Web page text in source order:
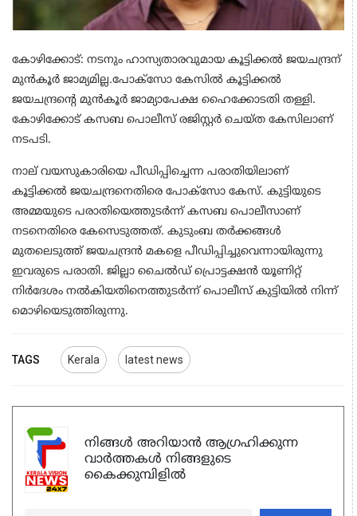
കോഴിക്കോട്: നടനും ഹാസ്യതാരവുമായ കൂട്ടിക്കൽ ജയചന്ദ്രന്
മുൻകൂർ ജാമ്യമില്ല.പോക്സോ കേസിൽ കൂട്ടിക്കൽ
ജയചന്ദ്രന്റെ മുൻകൂർ ജാമ്യാപേക്ഷ ഹൈക്കോടതി തള്ളി.
കോഴിക്കോട് കസബ പൊലീസ് രജിസ്റ്റർ ചെയ്ത കേസിലാണ്
നടപടി.
നാല് വയസുകാരിയെ പീഡിപ്പിച്ചെന്ന പരാതിയിലാണ്
കൂട്ടിക്കൽ ജയചന്ദ്രനെതിരെ പോക്സോ കേസ്. കുട്ടിയുടെ
അമ്മയുടെ പരാതിയെത്തുടർന്ന് കസബ പൊലീസാണ്
നടനെതിരെ കേസെടുത്തത്. കുടുംബ തർക്കങ്ങൾ
മുതലെടുത്ത് ജയചന്ദ്രൻ മകളെ പീഡിപ്പിച്ചുവെന്നായിരുന്നു
ഇവരുടെ പരാതി. ജില്ലാ ചൈൽഡ് പ്രൊട്ടക്ഷൻ യൂണിറ്റ്
നിർദേശം നൽകിയതിനെത്തുടർന്ന് പൊലീസ് കുട്ടിയിൽ നിന്ന്
മൊഴിയെടുത്തിരുന്നു.
TAGS Kerala latest news
നിങ്ങൾ അറിയാൻ ആഗ്രഹിക്കുന്ന
വാർത്തകൾ നിങ്ങളുടെ
കൈക്കുമ്പിളിൽ